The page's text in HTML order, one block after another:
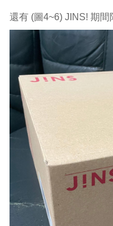
還有 (圖4~6) JINS! 期間